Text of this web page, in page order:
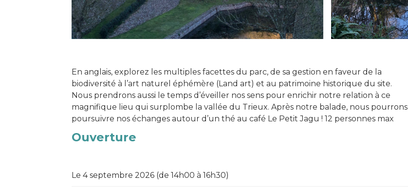
En anglais, explorez les multiples facettes du parc, de sa gestion en faveur de la
biodiversité à l’art naturel éphémère (Land art) et au patrimoine historique du site.
Nous prendrons aussi le temps d’éveiller nos sens pour enrichir notre relation à ce
magnifique lieu qui surplombe la vallée du Trieux. Après notre balade, nous pourrons
poursuivre nos échanges autour d’un thé au café Le Petit Jagu ! 12 personnes max
Ouverture
Le 4 septembre 2026 (de 14h00 à 16h30)